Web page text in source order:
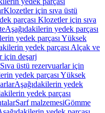
Klozetler için sıva üstü
parçası Klozetler için sıva
Aşağıdakilerin yedek parçası
yedek parçası Yüksek
yedek parçası Alçak ve
için deşarj
üstü rezervuarlar için
yedek parçası Yüksek
Aşağıdakilerin yedek
yedek parçası
Sarf malzemesiGömme